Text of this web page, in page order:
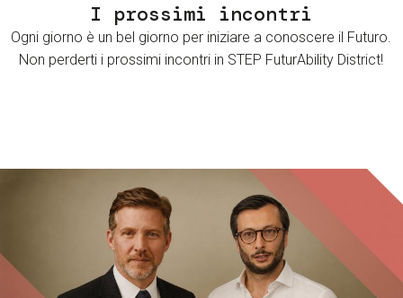
I prossimi incontri
Ogni giorno è un bel giorno per iniziare a conoscere il Futuro.
Non perderti i prossimi incontri in STEP FuturAbility District!